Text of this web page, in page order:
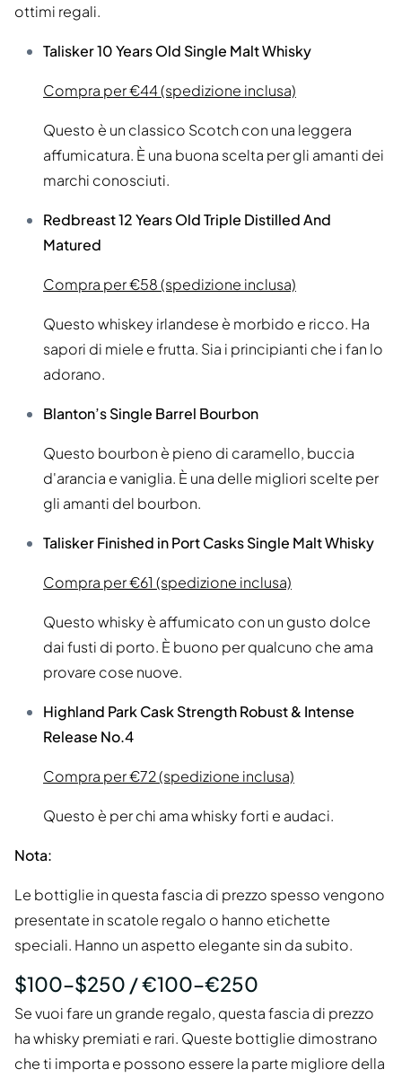
ottimi regali.
Talisker 10 Years Old Single Malt Whisky
Compra per €44 (spedizione inclusa)
Questo è un classico Scotch con una leggera
affumicatura. È una buona scelta per gli amanti dei
marchi conosciuti.
Redbreast 12 Years Old Triple Distilled And
Matured
Compra per €58 (spedizione inclusa)
Questo whiskey irlandese è morbido e ricco. Ha
sapori di miele e frutta. Sia i principianti che i fan lo
adorano.
Blanton’s Single Barrel Bourbon
Questo bourbon è pieno di caramello, buccia
d'arancia e vaniglia. È una delle migliori scelte per
gli amanti del bourbon.
Talisker Finished in Port Casks Single Malt Whisky
Compra per €61 (spedizione inclusa)
Questo whisky è affumicato con un gusto dolce
dai fusti di porto. È buono per qualcuno che ama
provare cose nuove.
Highland Park Cask Strength Robust & Intense
Release No.4
Compra per €72 (spedizione inclusa)
Questo è per chi ama whisky forti e audaci.
Nota:
Le bottiglie in questa fascia di prezzo spesso vengono
presentate in scatole regalo o hanno etichette
speciali. Hanno un aspetto elegante sin da subito.
$100–$250 / €100–€250
Se vuoi fare un grande regalo, questa fascia di prezzo
ha whisky premiati e rari. Queste bottiglie dimostrano
che ti importa e possono essere la parte migliore della